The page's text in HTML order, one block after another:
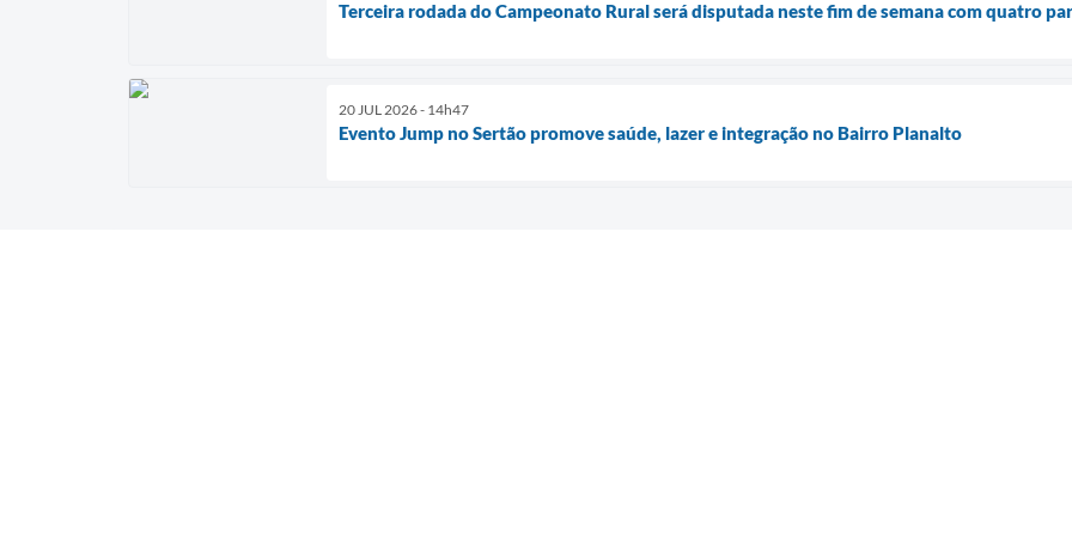
Terceira rodada do Campeonato Rural será disputada neste fim de semana com quatro
20 JUL 2026 - 14h47
Evento Jump no Sertão promove saúde, lazer e integração no Bairro Planalto